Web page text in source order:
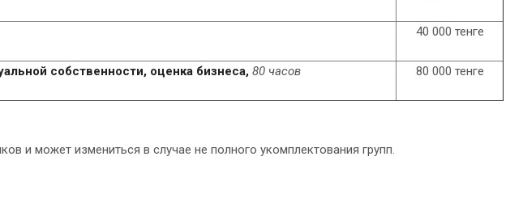
40 000 тенге
собственности, оценка бизнеса, 80 часов 80 000 тенге
и может измениться в случае не полного укомплектования групп.